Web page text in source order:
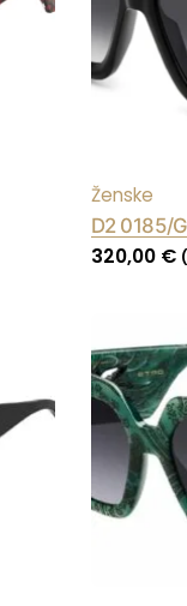
Ženske
D2 0185/
320,00 €